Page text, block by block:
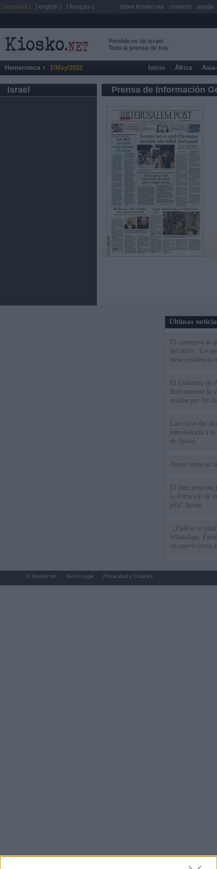
Periódicos de Israel
Toda la prensa de hoy
Hemeroteca 1/May/2022 Inicio África
Israel Prensa de Información
Últimas
El consejero al
del ático: "Lo
tiene residencia
El Gobierno de
directamente la
ayudas por los
Las cifras del
inmobiliaria a la
de Ayuso
Ayuso reina en
El juez propone
la filtración de
jefa" Ayuso
"¿Cuál es el
WhatsApp,
un nuevo cruce
[ español ] [ english ] [ français ] sobre Kiosko.net contacto ayuda
© Kiosko.net Aviso Legal Privacidad y Cookies